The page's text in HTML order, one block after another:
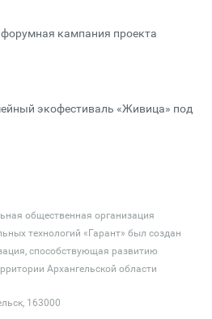
кампания проекта
экофестиваль «Живица» под
общественная организация
технологий «Гарант» был создан
способствующая развитию
Архангельской области
163000